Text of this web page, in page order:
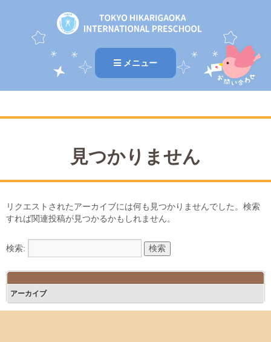
メニュー
見つかりません
リクエストされたアーカイブには何も見つかりませんでした。検索
すれば関連投稿が見つかるかもしれません。
検索:
アーカイブ